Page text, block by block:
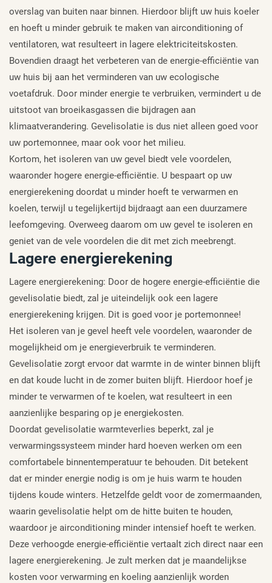
overslag van buiten naar binnen. Hierdoor blijft uw huis koeler
en hoeft u minder gebruik te maken van airconditioning of
ventilatoren, wat resulteert in lagere elektriciteitskosten.
Bovendien draagt het verbeteren van de energie-efficiëntie van
uw huis bij aan het verminderen van uw ecologische
voetafdruk. Door minder energie te verbruiken, vermindert u de
uitstoot van broeikasgassen die bijdragen aan
klimaatverandering. Gevelisolatie is dus niet alleen goed voor
uw portemonnee, maar ook voor het milieu.
Kortom, het isoleren van uw gevel biedt vele voordelen,
waaronder hogere energie-efficiëntie. U bespaart op uw
energierekening doordat u minder hoeft te verwarmen en
koelen, terwijl u tegelijkertijd bijdraagt aan een duurzamere
leefomgeving. Overweeg daarom om uw gevel te isoleren en
geniet van de vele voordelen die dit met zich meebrengt.
Lagere energierekening
Lagere energierekening: Door de hogere energie-efficiëntie die
gevelisolatie biedt, zal je uiteindelijk ook een lagere
energierekening krijgen. Dit is goed voor je portemonnee!
Het isoleren van je gevel heeft vele voordelen, waaronder de
mogelijkheid om je energieverbruik te verminderen.
Gevelisolatie zorgt ervoor dat warmte in de winter binnen blijft
en dat koude lucht in de zomer buiten blijft. Hierdoor hoef je
minder te verwarmen of te koelen, wat resulteert in een
aanzienlijke besparing op je energiekosten.
Doordat gevelisolatie warmteverlies beperkt, zal je
verwarmingssysteem minder hard hoeven werken om een
comfortabele binnentemperatuur te behouden. Dit betekent
dat er minder energie nodig is om je huis warm te houden
tijdens koude winters. Hetzelfde geldt voor de zomermaanden,
waarin gevelisolatie helpt om de hitte buiten te houden,
waardoor je airconditioning minder intensief hoeft te werken.
Deze verhoogde energie-efficiëntie vertaalt zich direct naar een
lagere energierekening. Je zult merken dat je maandelijkse
kosten voor verwarming en koeling aanzienlijk worden